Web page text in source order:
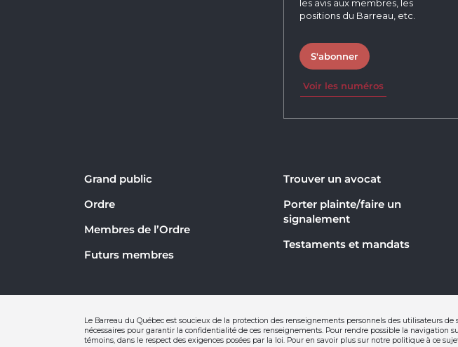
Le Barreau du Québec est soucieux de la protection des renseignements personnels des utilisateurs
nécessaires pour garantir la confidentialité de ces renseignements. Pour rendre possible la navigation
témoins, dans le respect des exigences posées par la loi. Pour en savoir plus sur notre politique à ce
les avis aux membres, les
positions du Barreau, etc.
S'abonner
Voir les numéros
Grand public
Ordre
Membres de l’Ordre
Futurs membres
Trouver un avocat
Porter plainte/faire un
signalement
Testaments et mandats